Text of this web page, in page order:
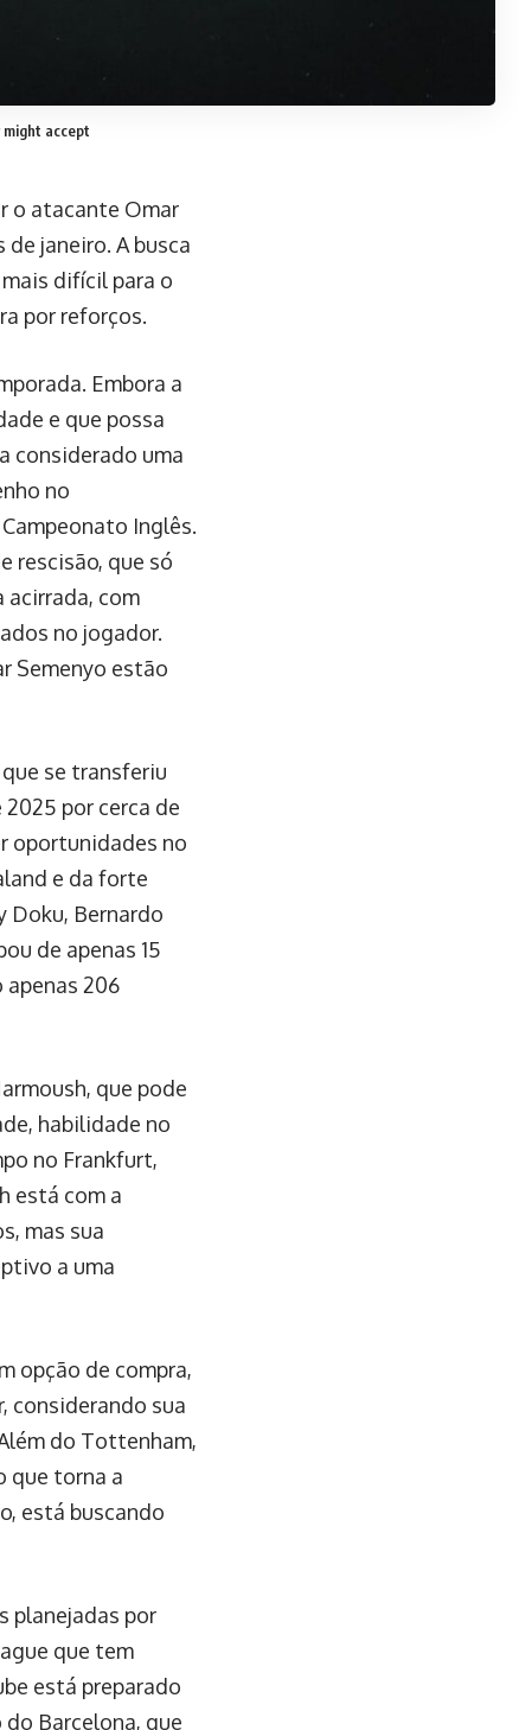
accept
o atacante Omar
janeiro. A busca
difícil para o
por reforços.
Embora a
e que possa
considerado uma
no
Inglês.
rescisão, que só
acirrada, com
no jogador.
Semenyo estão
se transferiu
por cerca de
oportunidades no
e da forte
Doku, Bernardo
de apenas 15
206
que pode
habilidade no
no Frankfurt,
está com a
mas sua
a uma
opção de compra,
considerando sua
do Tottenham,
que torna a
está buscando
planejadas por
que tem
está preparado
Barcelona, que